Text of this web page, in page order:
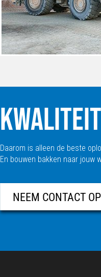
Daarom is alleen de beste
En bouwen bakken naar jouw
NEEM CONTACT